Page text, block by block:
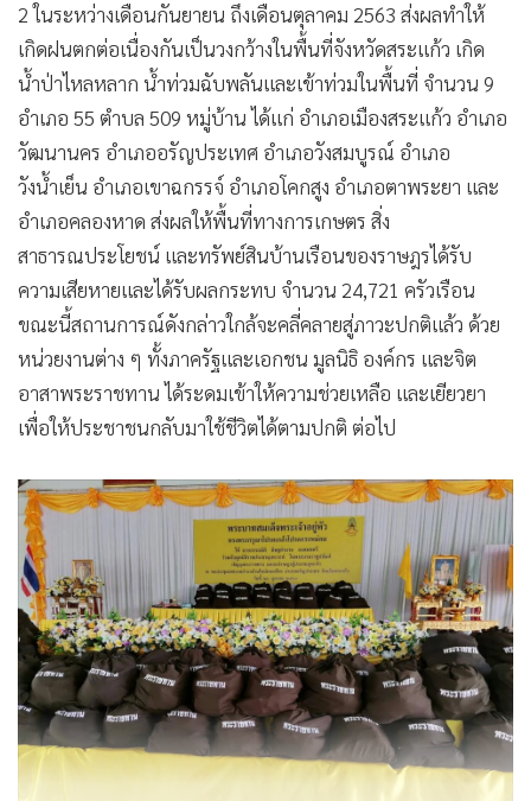
2 ในระหว่างเดือนกันยายน ถึงเดือนตุลาคม 2563 ส่งผลทำให้
เกิดฝนตกต่อเนื่องกันเป็นวงกว้างในพื้นที่จังหวัดสระแก้ว เกิด
น้ำป่าไหลหลาก น้ำท่วมฉับพลันและเข้าท่วมในพื้นที่ จำนวน 9
อำเภอ 55 ตำบล 509 หมู่บ้าน ได้แก่ อำเภอเมืองสระแก้ว อำเภอ
วัฒนานคร อำเภออรัญประเทศ อำเภอวังสมบูรณ์ อำเภอ
วังน้ำเย็น อำเภอเขาฉกรรจ์ อำเภอโคกสูง อำเภอตาพระยา และ
อำเภอคลองหาด ส่งผลให้พื้นที่ทางการเกษตร สิ่ง
สาธารณประโยชน์ และทรัพย์สินบ้านเรือนของราษฎรได้รับ
ความเสียหายและได้รับผลกระทบ จำนวน 24,721 ครัวเรือน
ขณะนี้สถานการณ์ดังกล่าวใกล้จะคลี่คลายสู่ภาวะปกติแล้ว ด้วย
หน่วยงานต่าง ๆ ทั้งภาครัฐและเอกชน มูลนิธิ องค์กร และจิต
อาสาพระราชทาน ได้ระดมเข้าให้ความช่วยเหลือ และเยียวยา
เพื่อให้ประชาชนกลับมาใช้ชีวิตได้ตามปกติ ต่อไป